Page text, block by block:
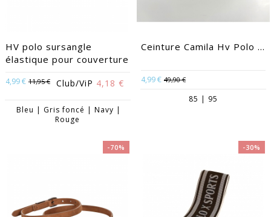
HV polo sursangle
élastique pour couverture
4,99 € 11,95 € Club/ViP 4,18 €
Bleu | Gris foncé | Navy |
Rouge
Ceinture Camila Hv Polo ...
4,99 € 49,90 €
85 | 95
-70% -30%